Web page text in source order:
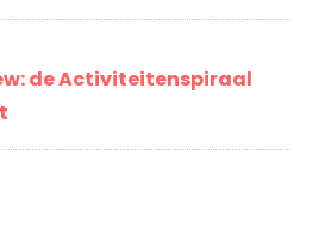
de Activiteitenspiraal